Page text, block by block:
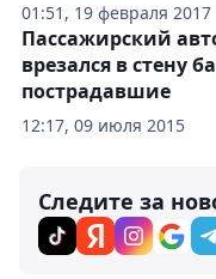
01:51, 19 февраля 2017
12:17, 09 июля 2015
Пассажирский
врезался в стену
пострадавшие
Следите за